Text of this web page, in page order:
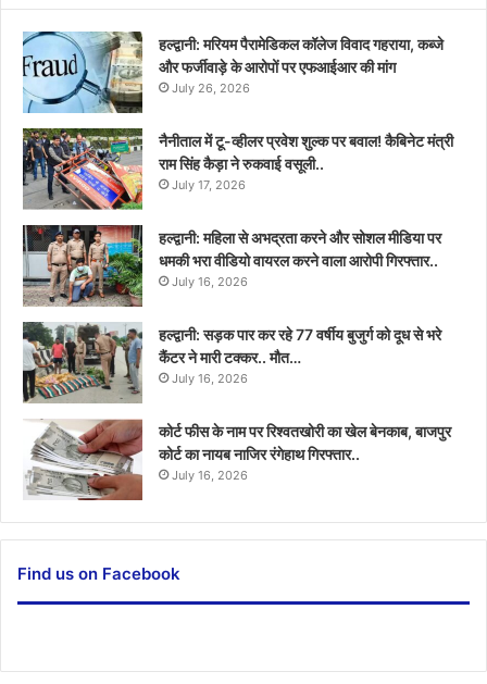
हल्द्वानी: मरियम पैरामेडिकल कॉलेज विवाद गहराया, कब्जे
और फर्जीवाड़े के आरोपों पर एफआईआर की मांग
July 26, 2026
नैनीताल में टू-व्हीलर प्रवेश शुल्क पर बवाल! कैबिनेट मंत्री
राम सिंह कैड़ा ने रुकवाई वसूली..
July 17, 2026
हल्द्वानी: महिला से अभद्रता करने और सोशल मीडिया पर
धमकी भरा वीडियो वायरल करने वाला आरोपी गिरफ्तार..
July 16, 2026
हल्द्वानी: सड़क पार कर रहे 77 वर्षीय बुजुर्ग को दूध से भरे
कैंटर ने मारी टक्कर.. मौत…
July 16, 2026
कोर्ट फीस के नाम पर रिश्वतखोरी का खेल बेनकाब, बाजपुर
कोर्ट का नायब नाजिर रंगेहाथ गिरफ्तार..
July 16, 2026
Find us on Facebook